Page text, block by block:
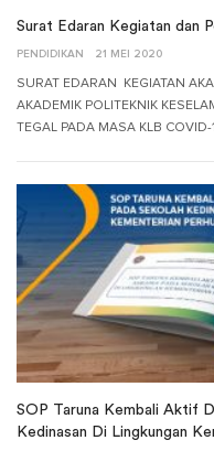
Surat Edaran Kegiatan dan
PENDIDIKAN 21 MEI 2020
SURAT EDARAN KEGIATAN
AKADEMIK POLITEKNIK
TEGAL PADA MASA KLB
SOP Taruna Kembali Aktif
Kedinasan Di Lingkungan